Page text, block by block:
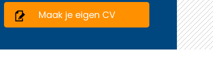
Maak je eigen CV